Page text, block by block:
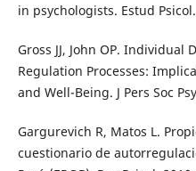
in psychologists. Estud
Gross JJ, John OP. Individual
Regulation Processes:
and Well-Being. J Pers Soc
Gargurevich R, Matos L.
cuestionario de